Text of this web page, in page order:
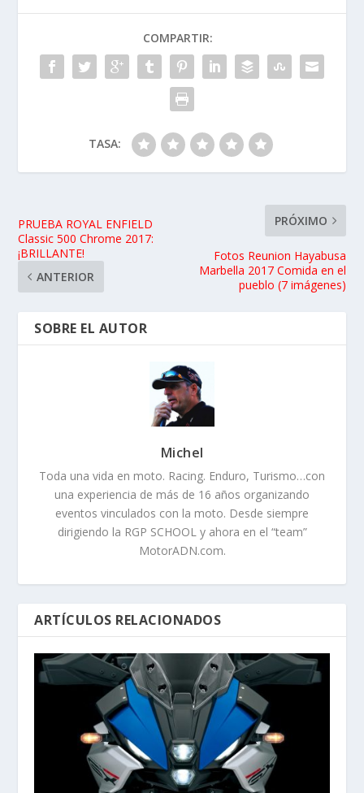
COMPARTIR:
TASA:
PRUEBA ROYAL ENFIELD
Classic 500 Chrome 2017:
¡BRILLANTE!
ANTERIOR
PRÓXIMO
Fotos Reunion Hayabusa
Marbella 2017 Comida en el
pueblo (7 imágenes)
SOBRE EL AUTOR
Michel
Toda una vida en moto. Racing. Enduro, Turismo…con
una experiencia de más de 16 años organizando
eventos vinculados con la moto. Desde siempre
dirigiendo la RGP SCHOOL y ahora en el “team”
MotorADN.com.
ARTÍCULOS RELACIONADOS